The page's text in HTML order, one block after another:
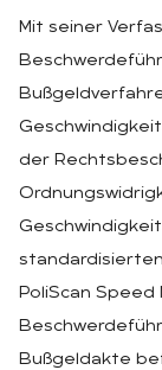
Mit seiner
der
PoliScan
Bußgeldakte